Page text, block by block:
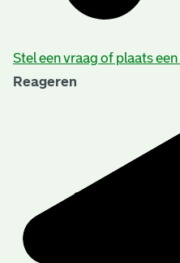
Stel een vraag of plaats
Reageren